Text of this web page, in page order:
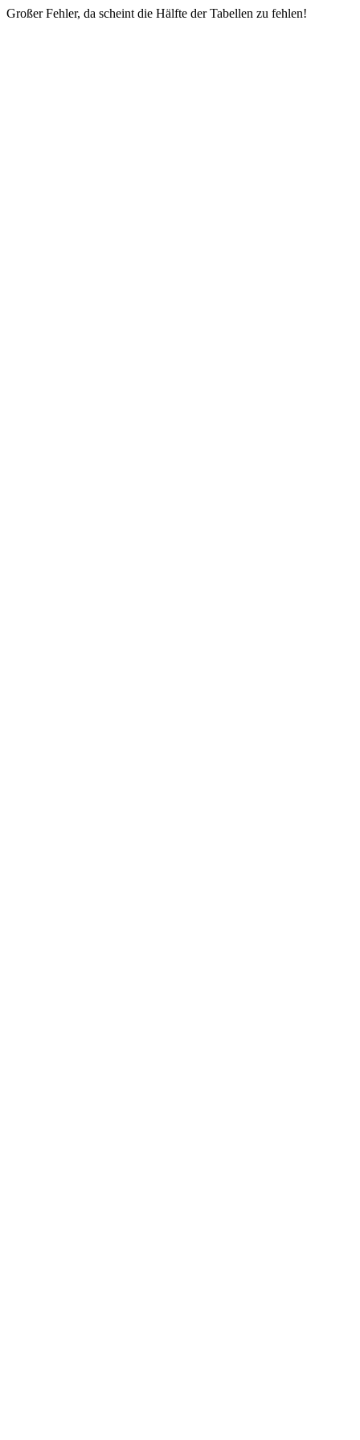
Großer Fehler, da scheint die Hälfte der Tabellen zu fehlen!